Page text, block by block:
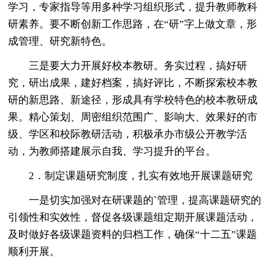
学习，专家指导等用多种学习组织形式，提升教师教科
研素养。要不断创新工作思路，在“研”字上做文章，形
成管理、研究新特色。
三是要大力开展好校本教研。务实过程，搞好研
究，研出成果，建好档案，搞好评比，不断探索校本教
研的新思路、新途径，形成具有学校特色的校本教研成
果。精心策划、周密组织范围广、影响大、效果好的市
级、学区和校际教研活动，积极承办市级公开教学活
动，为教师搭建展示自我、学习提升的平台。
2．制定课题研究制度，扎实有效地开展课题研究
一是切实加强对在研课题的`管理，提高课题研究的
引领性和实效性，督促各级课题组定期开展课题活动，
及时做好各级课题资料的归档工作，确保“十二五”课题
顺利开展。